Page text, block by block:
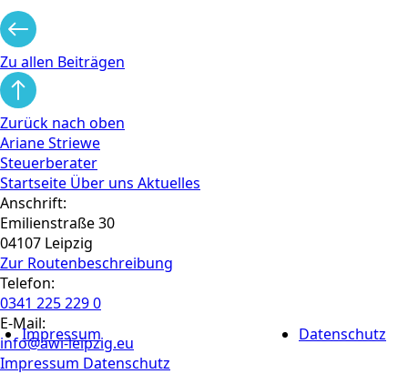
Impressum Datenschutz
Zu allen Beiträgen
Zurück nach oben
Ariane Striewe
Steuerberater
Startseite Über uns Aktuelles
Anschrift:
Emilienstraße 30
04107 Leipzig
Zur Routen­beschreibung
Telefon:
0341 225 229 0
E-Mail:
info@awi-leipzig.eu
Impressum Datenschutz